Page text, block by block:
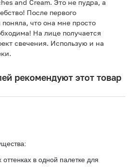
and Cream. Это не пудра, а
После первого
что она мне просто
На лице получается
свечения. Использую и на
рекомендуют этот товар
в одной палетке для